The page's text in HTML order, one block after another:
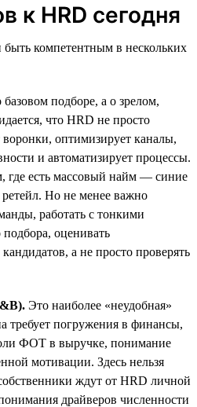
к HRD сегодня
компетентным в нескольких
базовом подборе, а о зрелом,
что HRD не просто
воронки, оптимизирует каналы,
и автоматизирует процессы.
где есть массовый найм — синие
Но не менее важно
работать с тонкими
оценивать
а не просто проверять
Это наиболее «неудобная»
требует погружения в финансы,
ФОТ в выручке, понимание
мотивации. Здесь нельзя
ждут от HRD личной
драйверов численности